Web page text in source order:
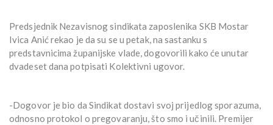
Predsjednik Nezavisnog sindikata zaposlenika SKB Mostar
Ivica Anić rekao je da su se u petak, na sastanku s
predstavnicima županijske vlade, dogovorili kako će unutar
dvadeset dana potpisati Kolektivni ugovor.
-Dogovor je bio da Sindikat dostavi svoj prijedlog sporazuma,
odnosno protokol o pregovaranju, što smo i učinili. Premijer